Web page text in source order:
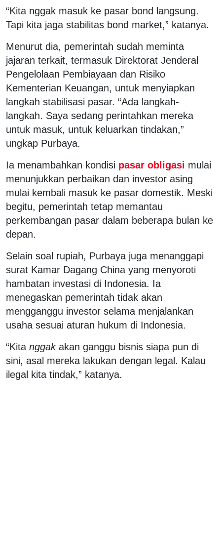
“Kita nggak masuk ke pasar bond langsung.
Tapi kita jaga stabilitas bond market,” katanya.
Menurut dia, pemerintah sudah meminta
jajaran terkait, termasuk Direktorat Jenderal
Pengelolaan Pembiayaan dan Risiko
Kementerian Keuangan, untuk menyiapkan
langkah stabilisasi pasar. “Ada langkah-
langkah. Saya sedang perintahkan mereka
untuk masuk, untuk keluarkan tindakan,”
ungkap Purbaya.
Ia menambahkan kondisi pasar obligasi mulai
menunjukkan perbaikan dan investor asing
mulai kembali masuk ke pasar domestik. Meski
begitu, pemerintah tetap memantau
perkembangan pasar dalam beberapa bulan ke
depan.
Selain soal rupiah, Purbaya juga menanggapi
surat Kamar Dagang China yang menyoroti
hambatan investasi di Indonesia. Ia
menegaskan pemerintah tidak akan
mengganggu investor selama menjalankan
usaha sesuai aturan hukum di Indonesia.
“Kita nggakakan ganggu bisnis siapa pun di
sini, asal mereka lakukan dengan legal. Kalau
ilegal kita tindak,” katanya.